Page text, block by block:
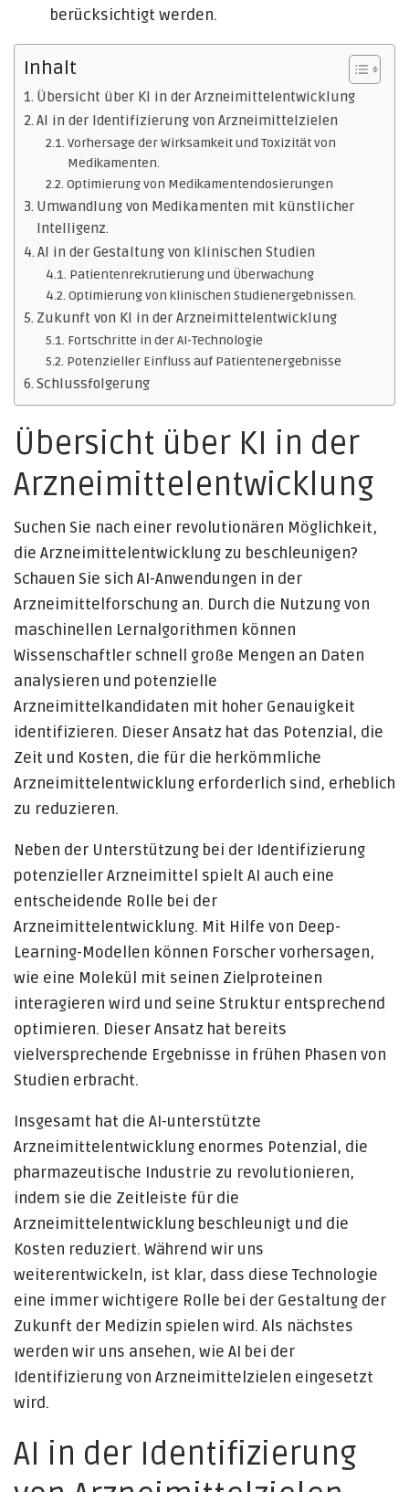
berücksichtigt werden.
Inhalt
Übersicht über KI in der Arzneimittelentwicklung
AI in der Identifizierung von Arzneimittelzielen
Vorhersage der Wirksamkeit und Toxizität von
Medikamenten.
Optimierung von Medikamentendosierungen
Umwandlung von Medikamenten mit künstlicher
Intelligenz.
AI in der Gestaltung von klinischen Studien
Patientenrekrutierung und Überwachung
Optimierung von klinischen Studienergebnissen.
Zukunft von KI in der Arzneimittelentwicklung
Fortschritte in der AI-Technologie
Potenzieller Einfluss auf Patientenergebnisse
Schlussfolgerung
Übersicht über KI in der
Arzneimittelentwicklung
Suchen Sie nach einer revolutionären Möglichkeit,
die Arzneimittelentwicklung zu beschleunigen?
Schauen Sie sich AI-Anwendungen in der
Arzneimittelforschung an. Durch die Nutzung von
maschinellen Lernalgorithmen können
Wissenschaftler schnell große Mengen an Daten
analysieren und potenzielle
Arzneimittelkandidaten mit hoher Genauigkeit
identifizieren. Dieser Ansatz hat das Potenzial, die
Zeit und Kosten, die für die herkömmliche
Arzneimittelentwicklung erforderlich sind, erheblich
zu reduzieren.
Neben der Unterstützung bei der Identifizierung
potenzieller Arzneimittel spielt AI auch eine
entscheidende Rolle bei der
Arzneimittelentwicklung. Mit Hilfe von Deep-
Learning-Modellen können Forscher vorhersagen,
wie eine Molekül mit seinen Zielproteinen
interagieren wird und seine Struktur entsprechend
optimieren. Dieser Ansatz hat bereits
vielversprechende Ergebnisse in frühen Phasen von
Studien erbracht.
Insgesamt hat die AI-unterstützte
Arzneimittelentwicklung enormes Potenzial, die
pharmazeutische Industrie zu revolutionieren,
indem sie die Zeitleiste für die
Arzneimittelentwicklung beschleunigt und die
Kosten reduziert. Während wir uns
weiterentwickeln, ist klar, dass diese Technologie
eine immer wichtigere Rolle bei der Gestaltung der
Zukunft der Medizin spielen wird. Als nächstes
werden wir uns ansehen, wie AI bei der
Identifizierung von Arzneimittelzielen eingesetzt
wird.
AI in der Identifizierung